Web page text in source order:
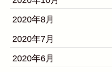
2020年8月
2020年7月
2020年6月